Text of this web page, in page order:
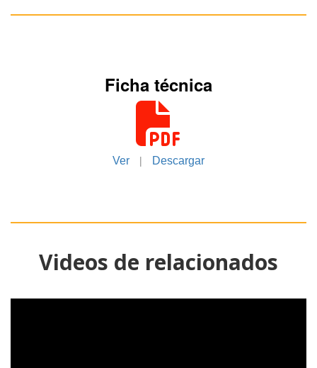
Ficha técnica
Ver | Descargar
Videos de relacionados